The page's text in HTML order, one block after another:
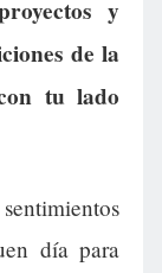
y
de la
tu lado
día para